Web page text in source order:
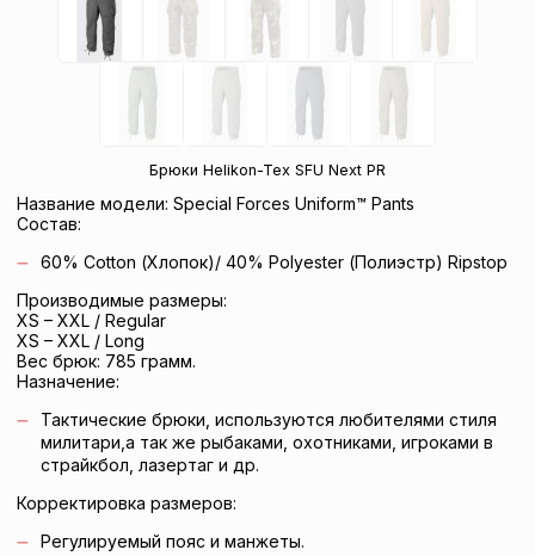
Брюки Helikon-Tex SFU Next PR
Название модели: Special Forces Uniform™ Pants
Состав:
60% Cotton (Хлопок)/ 40% Polyester (Полиэстр) Ripstop
Производимые размеры:
XS – XXL / Regular
XS – XXL / Long
Вес брюк: 785 грамм.
Назначение:
Тактические брюки, используются любителями стиля
милитари,а так же рыбаками, охотниками, игроками в
страйкбол, лазертаг и др.
Корректировка размеров:
Регулируемый пояс и манжеты.